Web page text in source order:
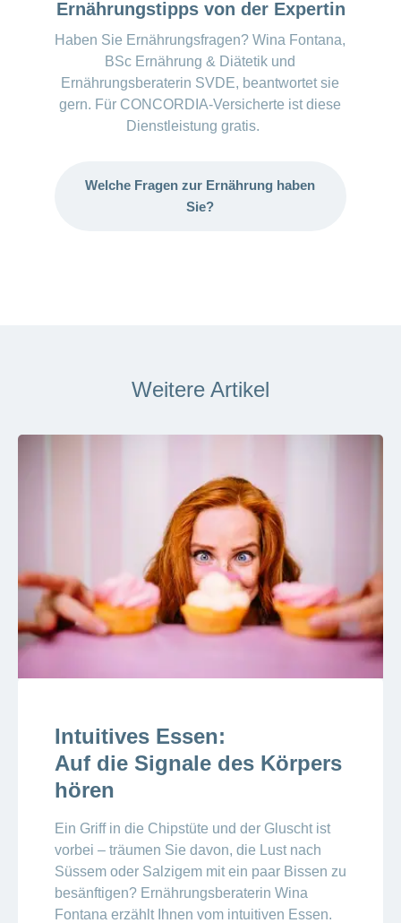
Ernährungstipps von der Expertin
Haben Sie Ernährungsfragen? Wina Fontana,
BSc Ernährung & Diätetik und
Ernährungsberaterin SVDE, beantwortet sie
gern. Für CONCORDIA-Versicherte ist diese
Dienstleistung gratis.
Welche Fragen zur Ernährung haben
Sie?
Weitere Artikel
Intuitives Essen:
Auf die Signale des Körpers
hören
Ein Griff in die Chipstüte und der Gluscht ist
vorbei – träumen Sie davon, die Lust nach
Süssem oder Salzigem mit ein paar Bissen zu
besänftigen? Ernährungsberaterin Wina
Fontana erzählt Ihnen vom intuitiven Essen.